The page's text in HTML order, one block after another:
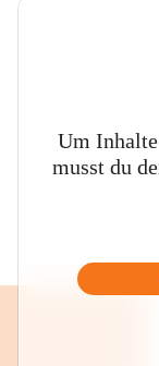
Um
musst du